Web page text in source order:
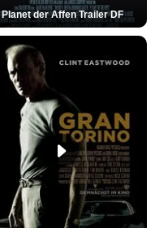
Planet der Affen Trailer DF